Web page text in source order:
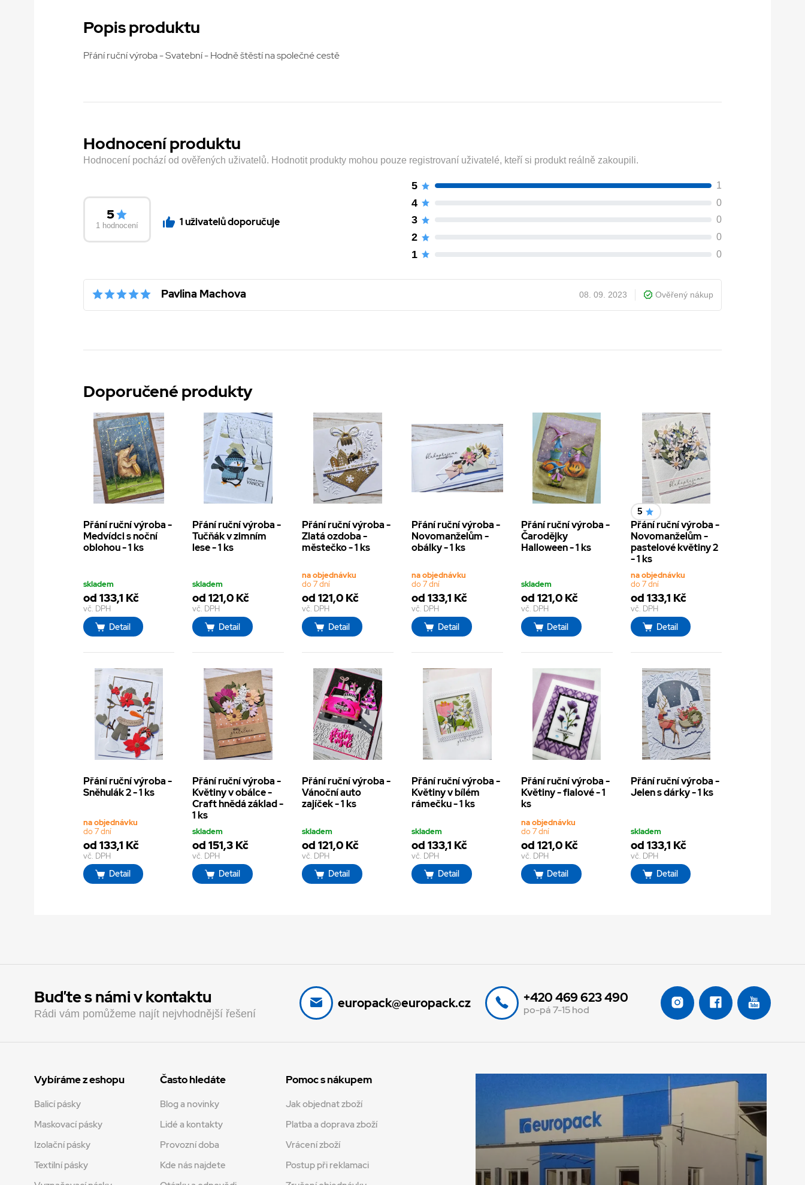
Popis produktu
Přání ruční výroba - Svatební - Hodně štěstí na společné cestě
Hodnocení produktu
Hodnocení pochází od ověřených uživatelů. Hodnotit produkty mohou pouze registrovaní uživatelé, kteří si produkt reálně zakoupili.
5
1 hodnocení 1 uživatelů doporučuje
5 1
4 0
3 0
2 0
1 0
Pavlina Machova 08. 09. 2023 Ověřený nákup
Doporučené produkty
Přání ruční výroba -
Medvídci s noční
oblohou - 1 ks
skladem
od 133,1 Kč
vč. DPH
Detail
Přání ruční výroba -
Tučňák v zimním
lese - 1 ks
skladem
od 121,0 Kč
vč. DPH
Detail
Přání ruční výroba -
Zlatá ozdoba -
městečko - 1 ks
na objednávku
do 7 dní
od 121,0 Kč
vč. DPH
Detail
Přání ruční výroba -
Novomanželům -
obálky - 1 ks
na objednávku
do 7 dní
od 133,1 Kč
vč. DPH
Detail
Přání ruční výroba -
Čarodějky
Halloween - 1 ks
skladem
od 121,0 Kč
vč. DPH
Detail
5
Přání ruční výroba -
Novomanželům -
pastelové květiny 2
- 1 ks
na objednávku
do 7 dní
od 133,1 Kč
vč. DPH
Detail
Přání ruční výroba -
Sněhulák 2 - 1 ks
na objednávku
do 7 dní
od 133,1 Kč
vč. DPH
Detail
Přání ruční výroba -
Květiny v obálce -
Craft hnědá základ -
1 ks
skladem
od 151,3 Kč
vč. DPH
Detail
Přání ruční výroba -
Vánoční auto
zajíček - 1 ks
skladem
od 121,0 Kč
vč. DPH
Detail
Přání ruční výroba -
Květiny v bílém
rámečku - 1 ks
skladem
od 133,1 Kč
vč. DPH
Detail
Přání ruční výroba -
Květiny - fialové - 1
ks
na objednávku
do 7 dní
od 121,0 Kč
vč. DPH
Detail
Přání ruční výroba -
Jelen s dárky - 1 ks
skladem
od 133,1 Kč
vč. DPH
Detail
Buďte s námi v kontaktu
Rádi vám pomůžeme najít nejvhodnější řešení
europack@europack.cz +420 469 623 490
po-pá 7-15 hod
Vybíráme z eshopu
Balicí pásky
Maskovací pásky
Izolační pásky
Textilní pásky
Často hledáte
Blog a novinky
Lidé a kontakty
Provozní doba
Kde nás najdete
Pomoc s nákupem
Jak objednat zboží
Platba a doprava zboží
Vrácení zboží
Postup při reklamaci